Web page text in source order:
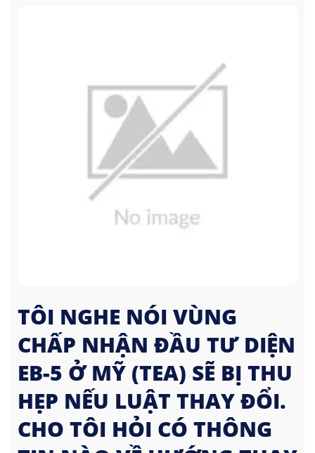
TÔI NGHE NÓI VÙNG
CHẤP NHẬN ĐẦU TƯ DIỆN
EB-5 Ở MỸ (TEA) SẼ BỊ THU
HẸP NẾU LUẬT THAY ĐỔI.
CHO TÔI HỎI CÓ THÔNG